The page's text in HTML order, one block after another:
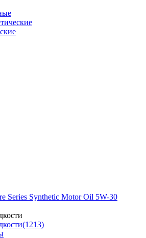
Series Synthetic Motor Oil 5W-30
(1213)